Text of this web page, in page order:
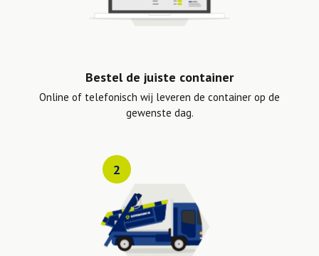
Bestel de juiste container
Online of telefonisch wij leveren de container op de
gewenste dag.
2